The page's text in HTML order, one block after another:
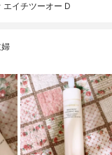
エイチツーオー D